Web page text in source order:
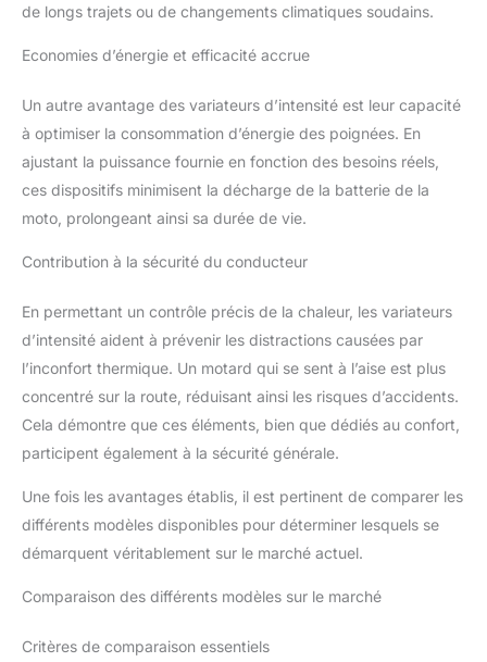
de longs trajets ou de changements climatiques soudains.
Economies d’énergie et efficacité accrue
Un autre avantage des variateurs d’intensité est leur capacité
à optimiser la consommation d’énergie des poignées. En
ajustant la puissance fournie en fonction des besoins réels,
ces dispositifs minimisent la décharge de la batterie de la
moto, prolongeant ainsi sa durée de vie.
Contribution à la sécurité du conducteur
En permettant un contrôle précis de la chaleur, les variateurs
d’intensité aident à prévenir les distractions causées par
l’inconfort thermique. Un motard qui se sent à l’aise est plus
concentré sur la route, réduisant ainsi les risques d’accidents.
Cela démontre que ces éléments, bien que dédiés au confort,
participent également à la sécurité générale.
Une fois les avantages établis, il est pertinent de comparer les
différents modèles disponibles pour déterminer lesquels se
démarquent véritablement sur le marché actuel.
Comparaison des différents modèles sur le marché
Critères de comparaison essentiels